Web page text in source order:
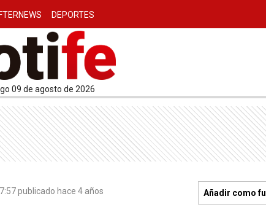
DEPORTES
09 de agosto de 2026
publicado hace 4 años Añadir como